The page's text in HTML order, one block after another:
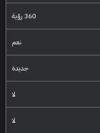
360 رؤية
نعم
جديدة
لا
لا